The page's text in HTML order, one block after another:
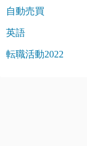
自動売買
英語
転職活動2022